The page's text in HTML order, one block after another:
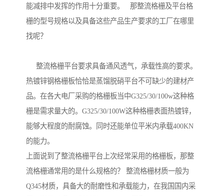
能减排中发挥的作用十分重要。 那整流格栅及平台格
栅的型号规格以及具备这些产品生产要求的工厂在哪里
找呢？
整流格栅平台要求具备通风透气，承载性高的要求。
热镀锌钢格栅板恰恰是蒸馏脱硝平台不可缺少的建材产
品。在各大电厂采购的格栅板当中G325/30/100w这种格
栅是需求量大的。G325/30/100W这种格栅表面热镀锌，
能够大程度的耐腐蚀。同时还能单位平米内承载400KN
的能力。
上面说到了整流格栅平台上次经常采用的格栅板，那整
流格栅通常用的是什么规格的？ 整流格栅材质一般为
Q345材质，具备大的耐磨性和承载能力，在我国国内采